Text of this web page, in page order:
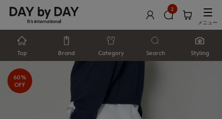
2
メニュー
Top Brand Category Search Styling
60%
OFF